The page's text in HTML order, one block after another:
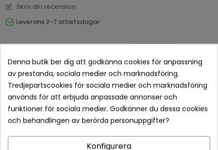
Skriv din recension
Leverans 2-7 arbetsdagar
Betala tryggt med Klarna checkout
Denna butik ber dig att godkänna cookies för anpassning
av prestanda, sociala medier och marknadsföring.
Tredjepartscookies för sociala medier och marknadsföring
används för att erbjuda anpassade annonser och
funktioner för sociala medier. Godkänner du dessa cookies
och behandlingen av berörda personuppgifter?
Konfigurera